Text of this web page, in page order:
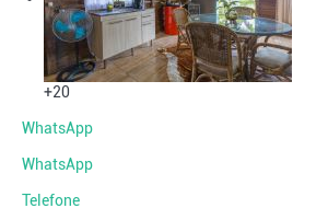
+20
WhatsApp
WhatsApp
Telefone